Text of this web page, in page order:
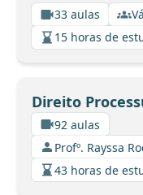
33 aulas
15 horas de
Direito
92 aulas
Profº. Rayssa
43 horas de